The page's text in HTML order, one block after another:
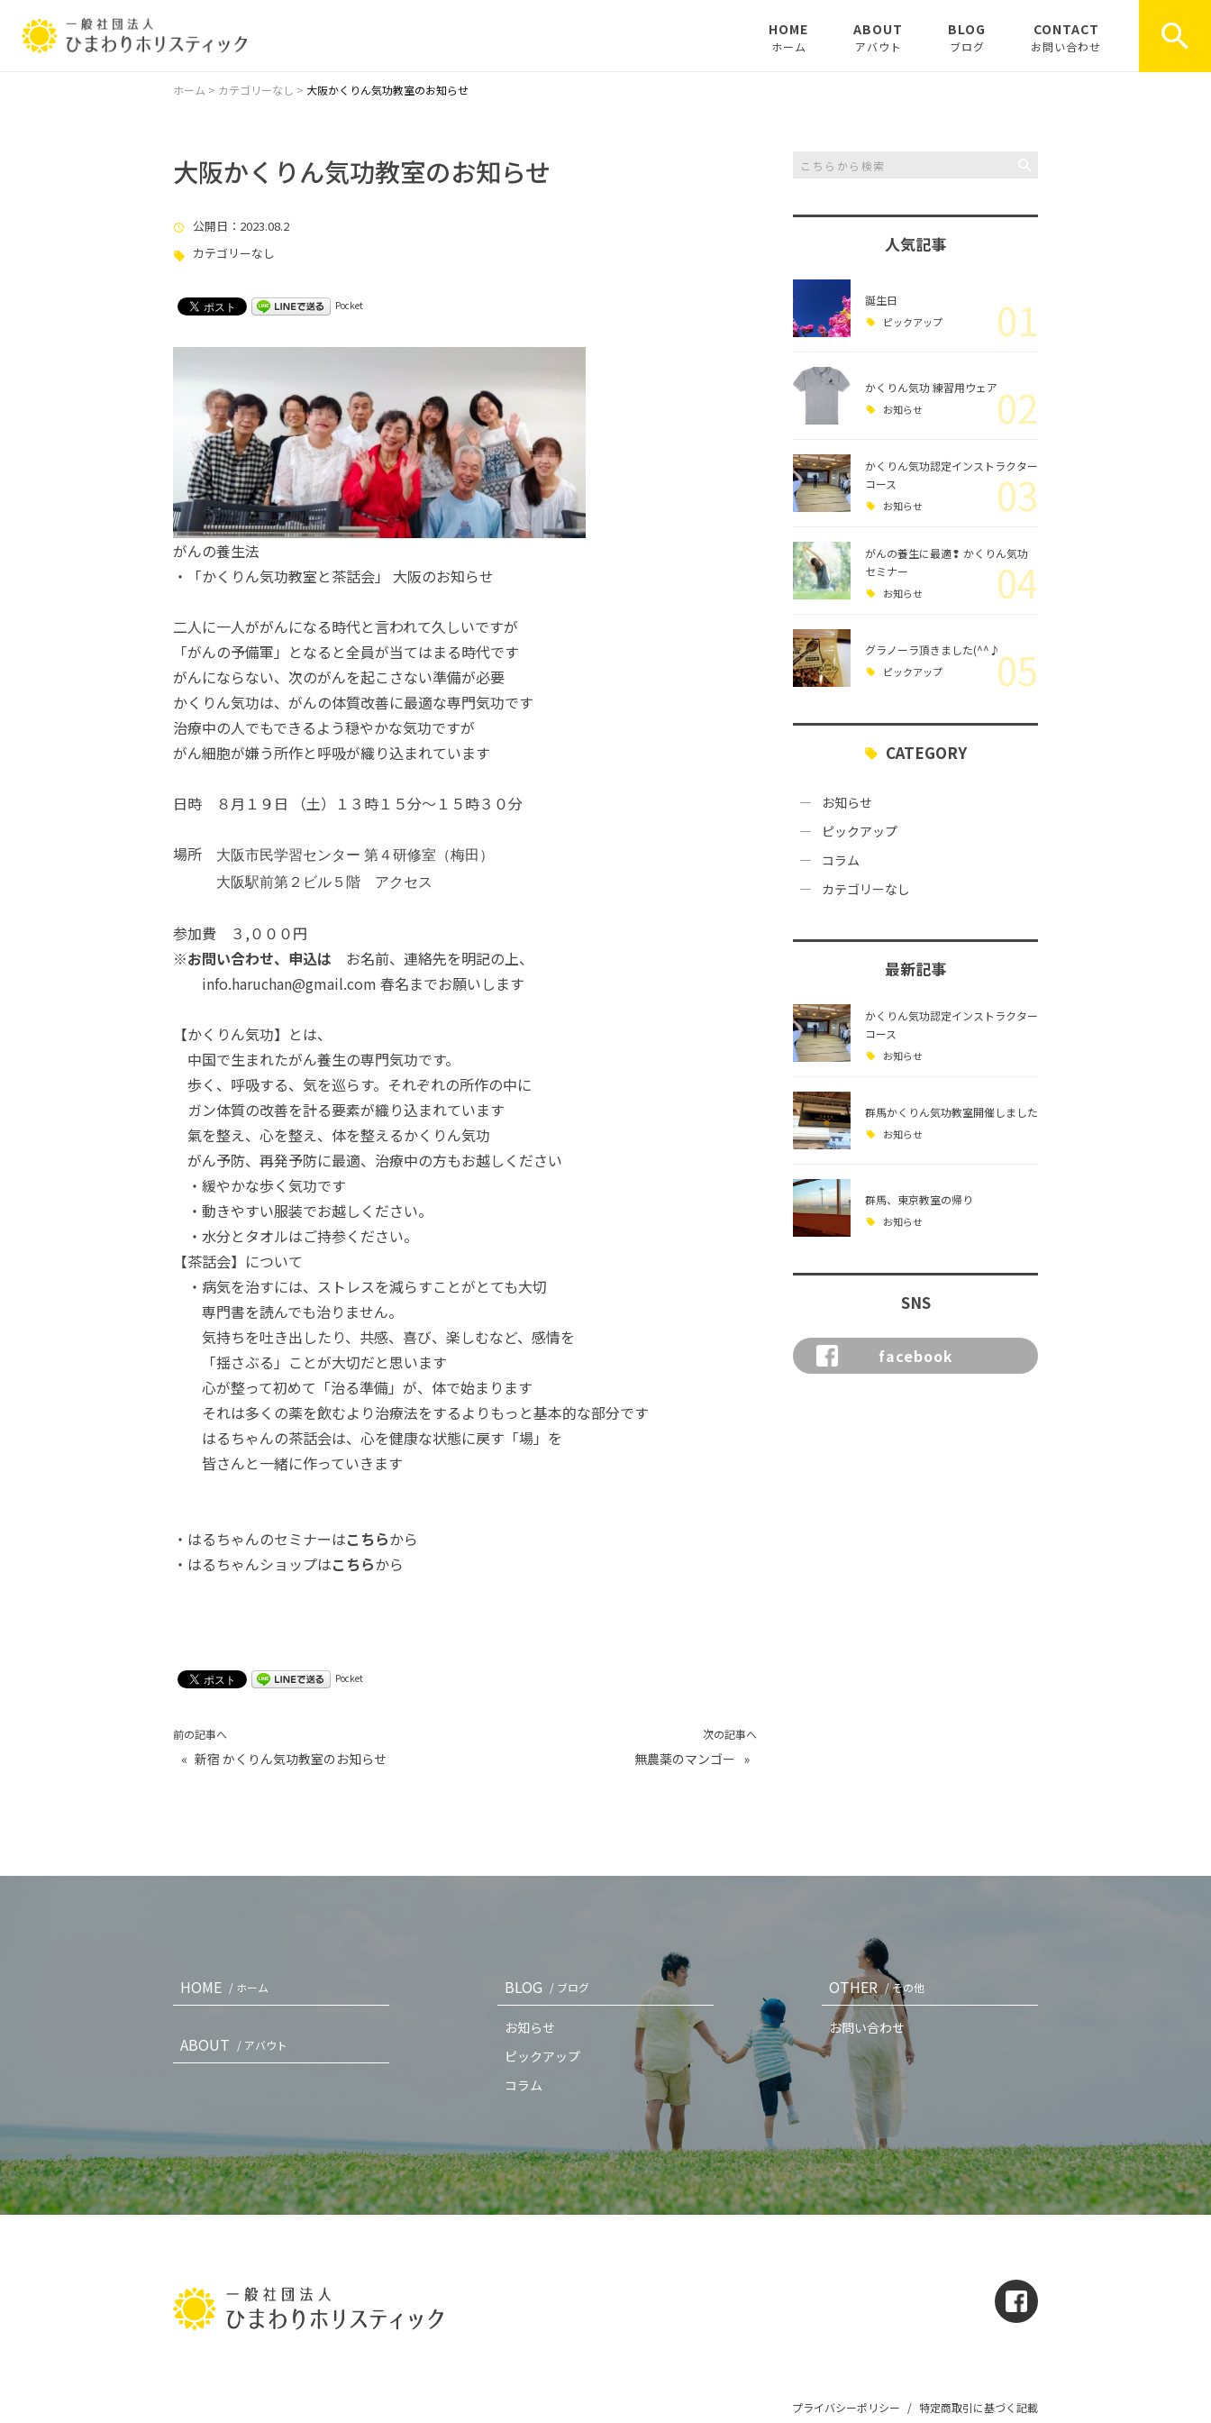
HOME
ホーム
ABOUT
アバウト
BLOG
ブログ
CONTACT
お問い合わせ
ホーム > カテゴリーなし > 大阪かくりん気功教室のお知らせ
大阪かくりん気功教室のお知らせ
公開日 ：2023.08.2
カテゴリーなし
Pocket
がんの養生法
・「かくりん気功教室と茶話会」 大阪のお知らせ
二人に一人ががんになる時代と言われて久しいですが
「がんの予備軍」となると全員が当てはまる時代です
がんにならない、次のがんを起こさない準備が必要
かくりん気功は、がんの体質改善に最適な専門気功です
治療中の人でもできるよう穏やかな気功ですが
がん細胞が嫌う所作と呼吸が織り込まれています
日時 ８月１９日 （土）１３時１５分～１５時３０分
場所
大阪市民学習センター 第４研修室（梅田）
大阪駅前第２ビル５階 アクセス
参加費 ３,０００円
※お問い合わせ、申込は お名前、連絡先を明記の上、
info.haruchan@gmail.com 春名までお願いします
【かくりん気功】とは、
中国で生まれたがん養生の専門気功です。
歩く、呼吸する、気を巡らす。それぞれの所作の中に
ガン体質の改善を計る要素が織り込まれています
氣を整え、心を整え、体を整えるかくりん気功
がん予防、再発予防に最適、治療中の方もお越しください
・緩やかな歩く気功です
・動きやすい服装でお越しください。
・水分とタオルはご持参ください。
【茶話会】について
・病気を治すには、ストレスを減らすことがとても大切
専門書を読んでも治りません。
気持ちを吐き出したり、共感、喜び、楽しむなど、感情を
「揺さぶる」ことが大切だと思います
心が整って初めて「治る準備」が、体で始まります
それは多くの薬を飲むより治療法をするよりもっと基本的な部分です
はるちゃんの茶話会は、心を健康な状態に戻す「場」を
皆さんと一緒に作っていきます
・はるちゃんのセミナーはこちらから
・はるちゃんショップはこちらから
Pocket
前の記事へ
« 新宿 かくりん気功教室のお知らせ
次の記事へ
無農薬のマンゴー »
人気記事
誕生日
ピックアップ 01
かくりん気功 練習用ウェア
お知らせ 02
かくりん気功認定インストラクター
コース
お知らせ 03
がんの養生に最適❢ かくりん気功
セミナー
お知らせ 04
グラノーラ頂きました(^^♪
ピックアップ 05
CATEGORY
お知らせ
ピックアップ
コラム
カテゴリーなし
最新記事
かくりん気功認定インストラクター
コース
お知らせ
群馬かくりん気功教室開催しました
お知らせ
群馬、東京教室の帰り
お知らせ
SNS
facebook
HOME / ホーム
ABOUT / アバウト
BLOG / ブログ
お知らせ
ピックアップ
コラム
OTHER / その他
お問い合わせ
プライバシーポリシー / 特定商取引に基づく記載